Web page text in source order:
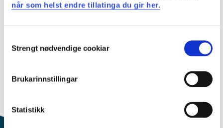
når som helst endre tillatinga du gir her.
Selection
Strengt nødvendige cookiar
Brukarinnstillingar
Statistikk
Innhold og oppbygning
"English" for å få fram emnebeskrivelsen.